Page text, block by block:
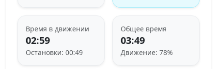
Время в движении
02:59
Остановки: 00:49
Общее время
03:49
Движение: 78%